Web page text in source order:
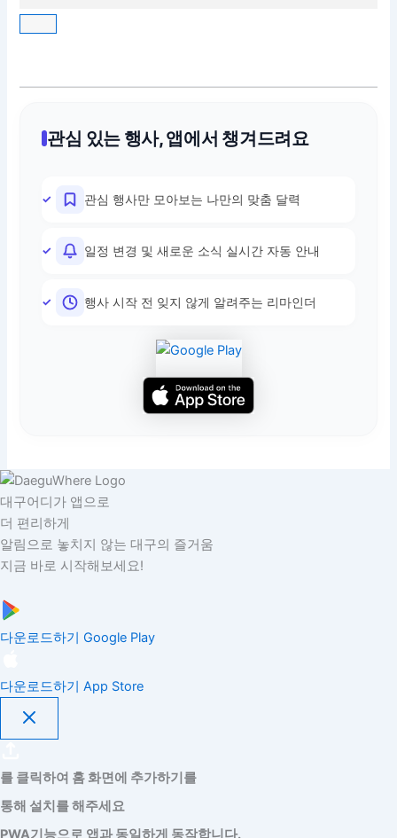
관심 있는 행사, 앱에서 챙겨드려요
관심 행사만 모아보는 나만의 맞춤 달력
일정 변경 및 새로운 소식 실시간 자동 안내
행사 시작 전 잊지 않게 알려주는 리마인더
대구어디가 앱으로
더 편리하게
알림으로 놓치지 않는 대구의 즐거움
지금 바로 시작해보세요!
다운로드하기 Google Play
다운로드하기 App Store
를 클릭하여 홈 화면에 추가하기를
통해 설치를 해주세요
PWA기능으로 앱과 동일하게 동작합니다.